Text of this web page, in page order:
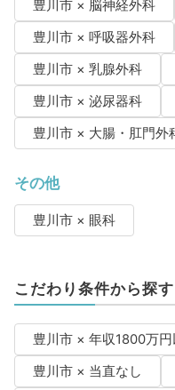
豊川市 × 脳神経外科
豊川市 × 呼吸器外科
豊川市 × 乳腺外科
豊川市 × 泌尿器科
豊川市 × 大腸・肛門外
その他
豊川市 × 眼科
こだわり条件から探す
豊川市 × 年収1800万円
豊川市 × 当直なし